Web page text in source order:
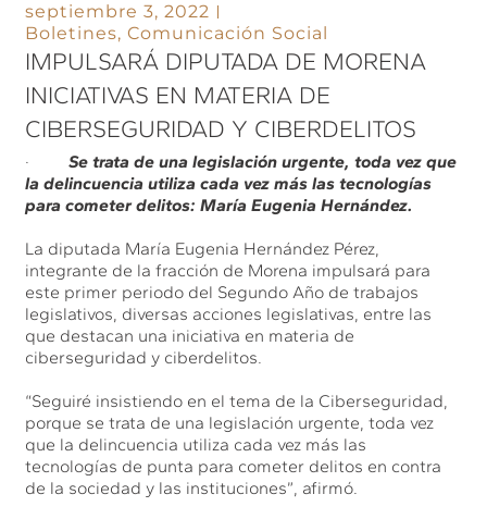
septiembre 3, 2022
Boletines,Comunicación Social
IMPULSARÁ DIPUTADA DE MORENA
INICIATIVAS EN MATERIA DE
CIBERSEGURIDAD Y CIBERDELITOS
·Se trata de una legislación urgente, toda vez que
la delincuencia utiliza cada vez más las tecnologías
para cometer delitos: María Eugenia Hernández.
La diputada María Eugenia Hernández Pérez,
integrante de la fracción de Morena impulsará para
este primer periodo del Segundo Año de trabajos
legislativos, diversas acciones legislativas, entre las
que destacan una iniciativa en materia de
ciberseguridad y ciberdelitos.
“Seguiré insistiendo en el tema de la Ciberseguridad,
porque se trata de una legislación urgente, toda vez
que la delincuencia utiliza cada vez más las
tecnologías de punta para cometer delitos en contra
de la sociedad y las instituciones”, afirmó.